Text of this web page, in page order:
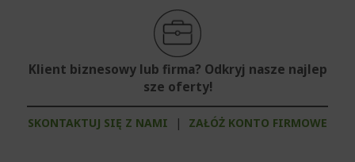
Klient biznesowy lub firma? Odkryj nasze najlep
sze oferty!
SKONTAKTUJ SIĘ Z NAMI | ZAŁÓŻ KONTO FIRMOWE